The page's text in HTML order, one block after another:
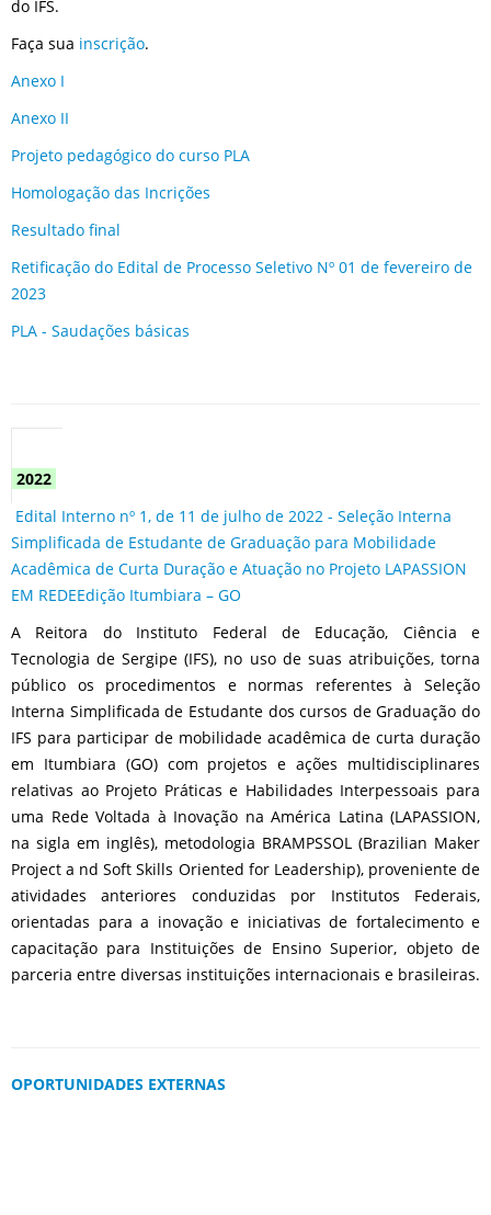
do IFS.
Faça sua inscrição.
Anexo I
Anexo II
Projeto pedagógico do curso PLA
Homologação das Incrições
Resultado final
Retificação do Edital de Processo Seletivo Nº 01 de fevereiro de
2023
PLA - Saudações básicas
2022
Edital Interno nº 1, de 11 de julho de 2022 - Seleção Interna
Simplificada de Estudante de Graduação para Mobilidade
Acadêmica de Curta Duração e Atuação no Projeto LAPASSION
EM REDEEdição Itumbiara – GO
A Reitora do Instituto Federal de Educação, Ciência e
Tecnologia de Sergipe (IFS), no uso de suas atribuições, torna
público os procedimentos e normas referentes à Seleção
Interna Simplificada de Estudante dos cursos de Graduação do
IFS para participar de mobilidade acadêmica de curta duração
em Itumbiara (GO) com projetos e ações multidisciplinares
relativas ao Projeto Práticas e Habilidades Interpessoais para
uma Rede Voltada à Inovação na América Latina (LAPASSION,
na sigla em inglês), metodologia BRAMPSSOL (Brazilian Maker
Project a nd Soft Skills Oriented for Leadership), proveniente de
atividades anteriores conduzidas por Institutos Federais,
orientadas para a inovação e iniciativas de fortalecimento e
capacitação para Instituições de Ensino Superior, objeto de
parceria entre diversas instituições internacionais e brasileiras.
OPORTUNIDADES EXTERNAS